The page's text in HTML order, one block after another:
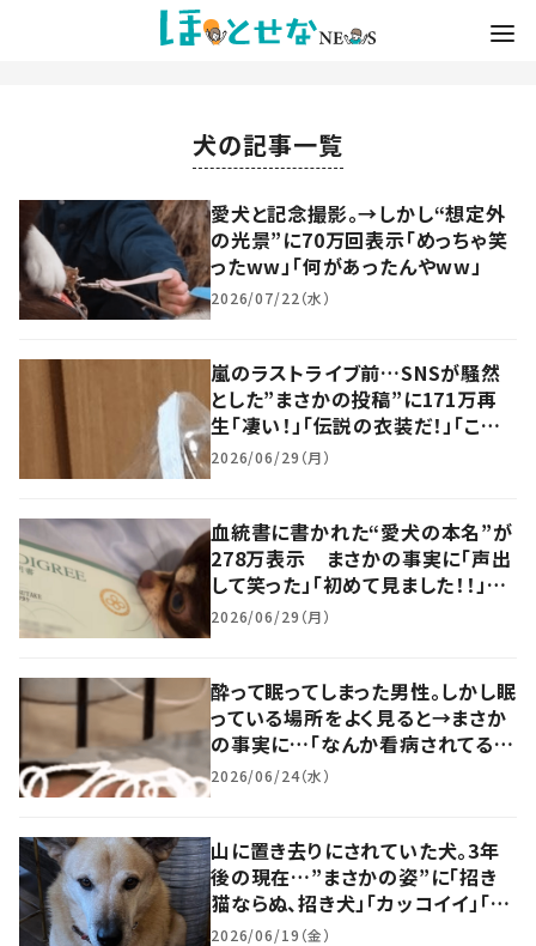
犬の記事一覧
愛犬と記念撮影。→しかし“想定外
の光景”に70万回表示「めっちゃ笑
ったww」「何があったんやww」
2026/07/22（水）
嵐のラストライブ前…SNSが騒然
とした”まさかの投稿”に171万再
生「凄い！」「伝説の衣装だ！」「これ
はおもろいわww」
2026/06/29（月）
血統書に書かれた“愛犬の本名”が
278万表示 まさかの事実に「声出
して笑った」「初めて見ました！！」
「なんちゅうネーミングセンス」「黒
2026/06/29（月）
酔って眠ってしまった男性。しかし眠
っている場所をよく見ると→まさか
の事実に…「なんか看病されてる感
じする」「かわいいｗｗ」
2026/06/24（水）
山に置き去りにされていた犬。3年
後の現在…”まさかの姿”に「招き
猫ならぬ、招き犬」「カッコイイ」「運
命だったみたい」
2026/06/19（金）